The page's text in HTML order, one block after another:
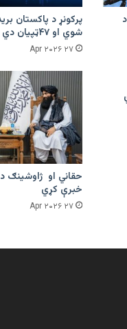
شوي او ۴۷ټپیان دي
۲۷ Apr ۲۰۲۶
حقاني او ژاوشینګ د
خبرې کړي
۲۷ Apr ۲۰۲۶